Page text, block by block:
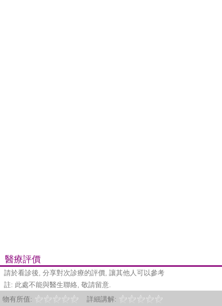
醫療評價
請於看診後, 分享對次診療的評價, 讓其他人可以參考
註: 此處不能與醫生聯絡, 敬請留意.
物有所值:
詳細講解: